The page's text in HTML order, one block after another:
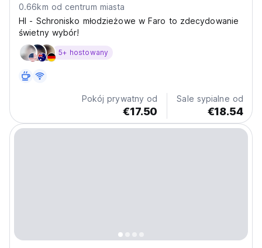
0.66km od centrum miasta
HI - Schronisko młodzieżowe w Faro to zdecydowanie
świetny wybór!
5+ hostowany
Pokój prywatny od
€17.50
Sale sypialne od
€18.54